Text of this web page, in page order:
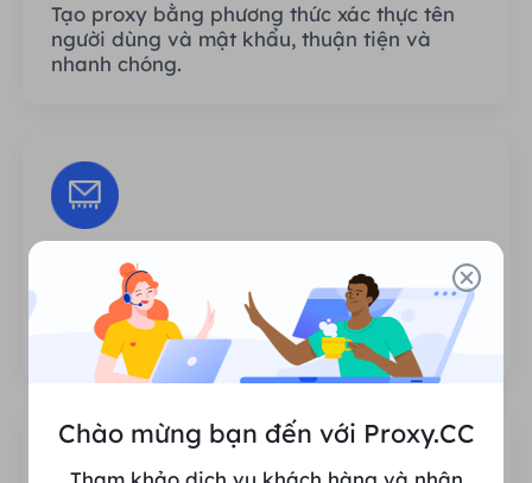
Tạo proxy bằng phương thức xác thực tên
người dùng và mật khẩu, thuận tiện và
nhanh chóng.
Phiên không giới hạn
Không có giới hạn về số lần sử dụng hoặc
tần suất gọi proxy.
Chào mừng bạn đến với Proxy.CC